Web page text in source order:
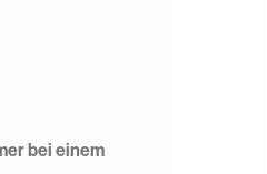
bei einem